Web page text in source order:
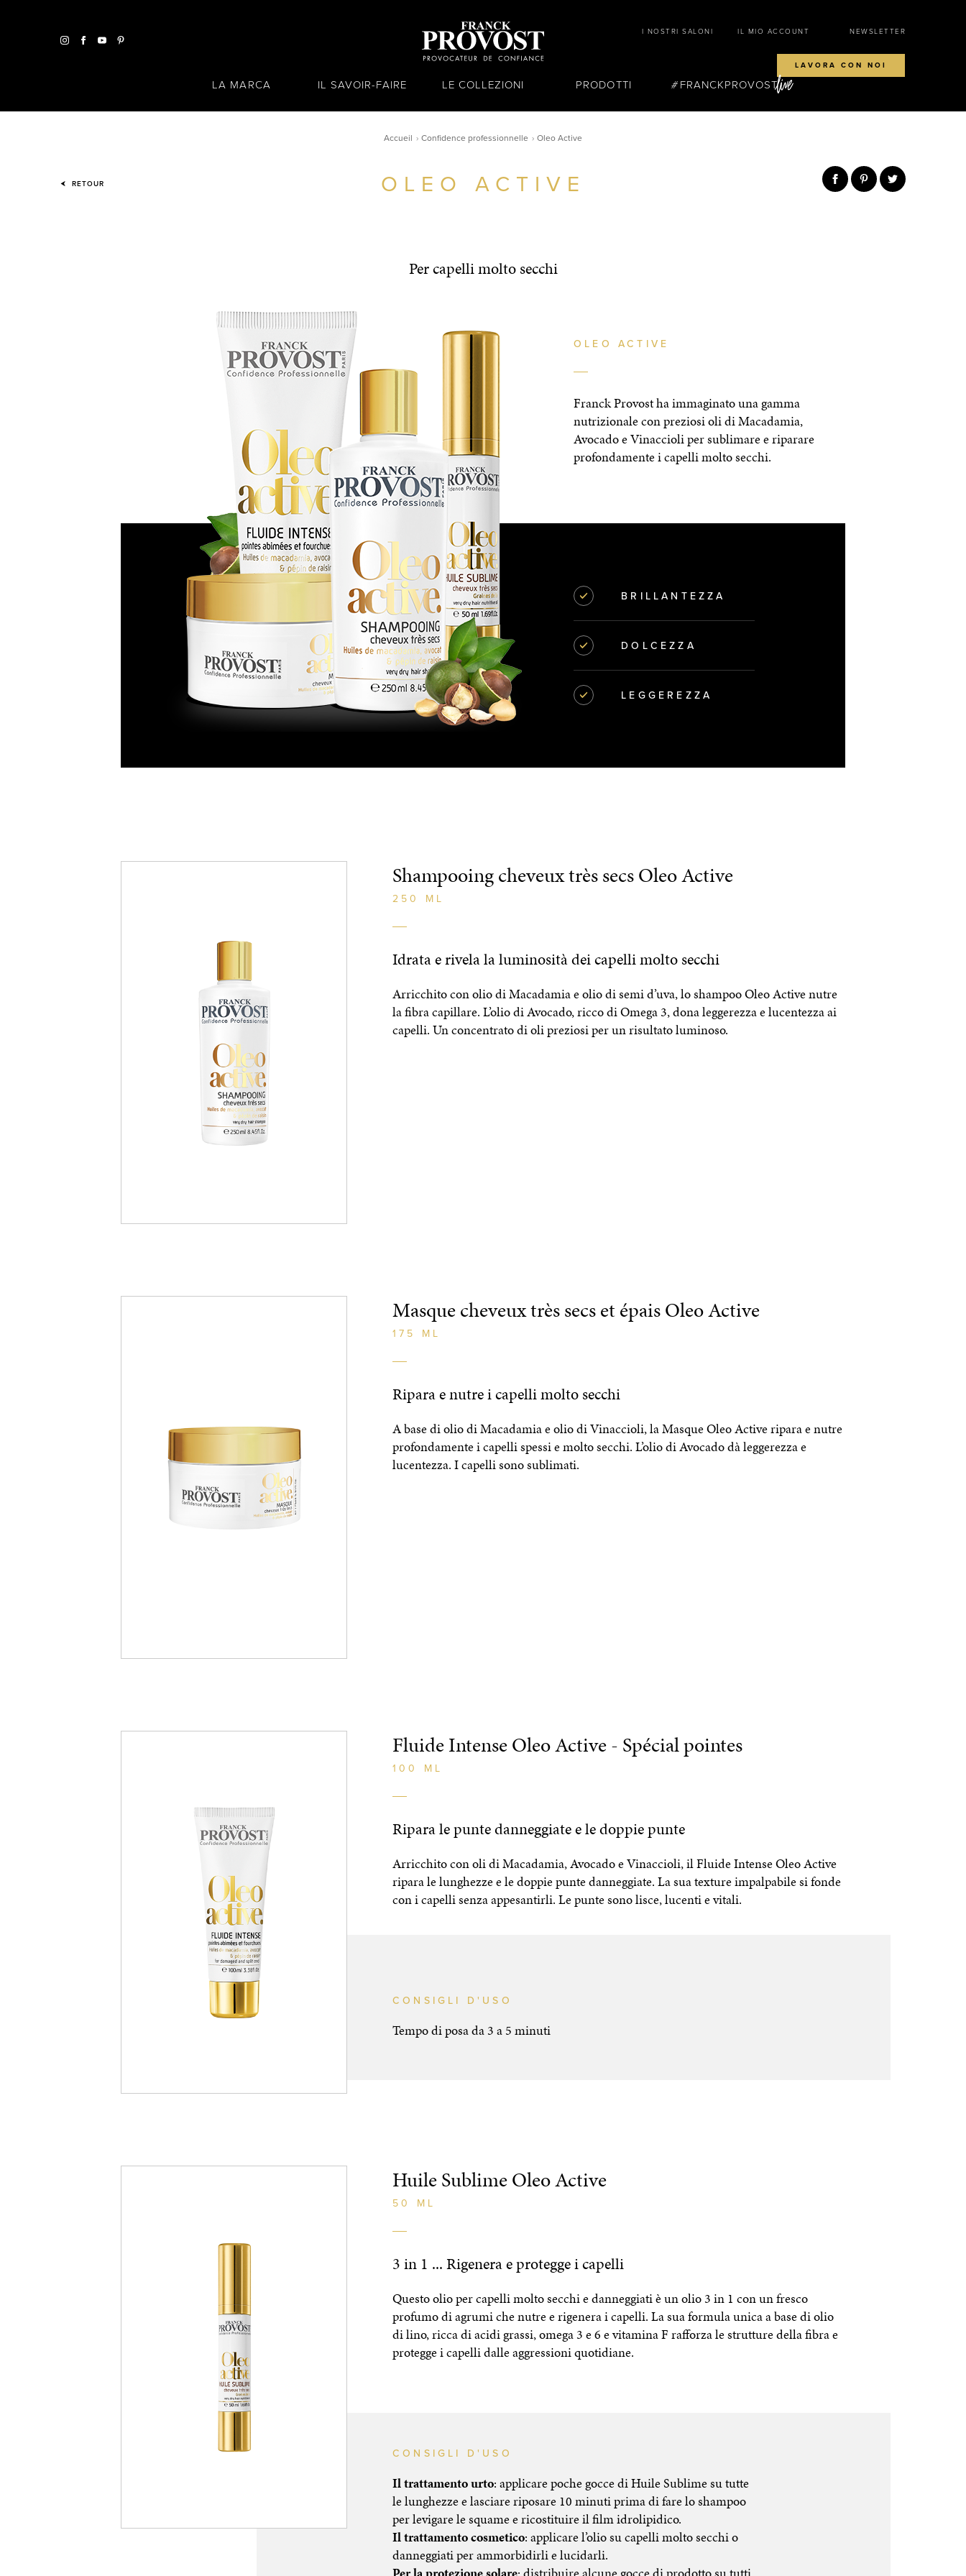
I NOSTRI SALONI IL MIO ACCOUNT NEWSLETTER
LAVORA CON NOI
LA MARCA IL SAVOIR-FAIRE LE COLLEZIONI PRODOTTI FRANCKPROVOST
Accueil Confidence professionnelle Oleo Active
RETOUR OLEO ACTIVE
Per capelli molto secchi
OLEO ACTIVE
Franck Provost ha immaginato una gamma
nutrizionale con preziosi oli di Macadamia,
Avocado e Vinaccioli per sublimare e riparare
profondamente i capelli molto secchi.
BRILLANTEZZA
DOLCEZZA
LEGGEREZZA
Shampooing cheveux très secs Oleo Active
250 ML
Idrata e rivela la luminosità dei capelli molto secchi
Arricchito con olio di Macadamia e olio di semi d’uva, lo shampoo Oleo Active nutre
la fibra capillare. L’olio di Avocado, ricco di Omega 3, dona leggerezza e lucentezza ai
capelli. Un concentrato di oli preziosi per un risultato luminoso.
Masque cheveux très secs et épais Oleo Active
175 ML
Ripara e nutre i capelli molto secchi
A base di olio di Macadamia e olio di Vinaccioli, la Masque Oleo Active ripara e nutre
profondamente i capelli spessi e molto secchi. L’olio di Avocado dà leggerezza e
lucentezza. I capelli sono sublimati.
Fluide Intense Oleo Active - Spécial pointes
100 ML
Ripara le punte danneggiate e le doppie punte
Arricchito con oli di Macadamia, Avocado e Vinaccioli, il Fluide Intense Oleo Active
ripara le lunghezze e le doppie punte danneggiate. La sua texture impalpabile si fonde
con i capelli senza appesantirli. Le punte sono lisce, lucenti e vitali.
CONSIGLI D'USO
Tempo di posa da 3 a 5 minuti
Huile Sublime Oleo Active
50 ML
3 in 1 ... Rigenera e protegge i capelli
Questo olio per capelli molto secchi e danneggiati è un olio 3 in 1 con un fresco
profumo di agrumi che nutre e rigenera i capelli. La sua formula unica a base di olio
di lino, ricca di acidi grassi, omega 3 e 6 e vitamina F rafforza le strutture della fibra e
protegge i capelli dalle aggressioni quotidiane.
CONSIGLI D'USO
Il trattamento urto: applicare poche gocce di Huile Sublime su tutte
le lunghezze e lasciare riposare 10 minuti prima di fare lo shampoo
per levigare le squame e ricostituire il film idrolipidico.
Il trattamento cosmetico: applicare l’olio su capelli molto secchi o
danneggiati per ammorbidirli e lucidarli.